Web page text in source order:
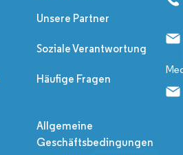
Unsere Partner
Soziale Verantwortung
Häufige Fragen
Allgemeine
Geschäftsbedingungen